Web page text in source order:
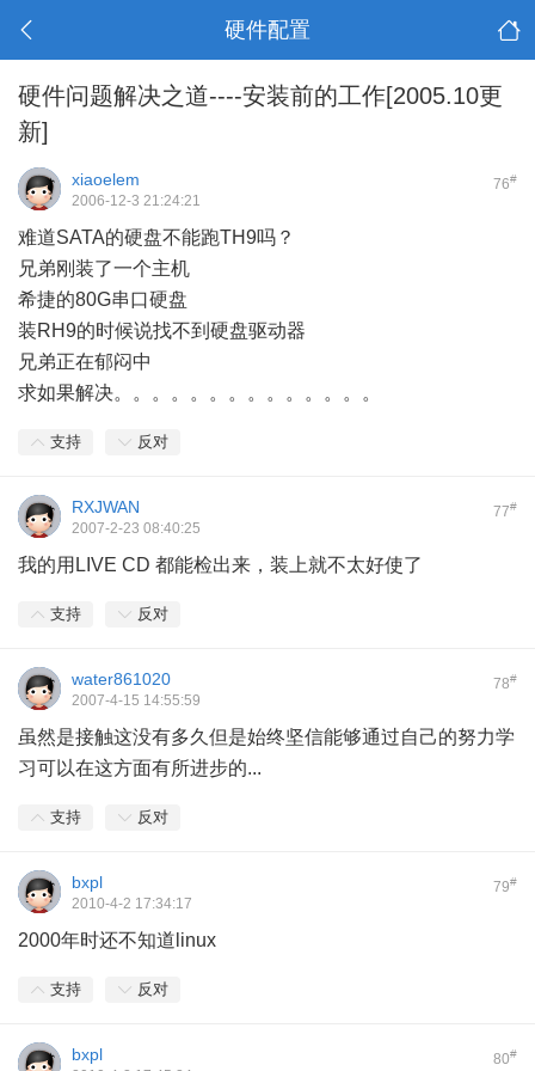
硬件配置
硬件问题解决之道----安装前的工作[2005.10更
新]
76#
xiaoelem
2006-12-3 21:24:21
难道SATA的硬盘不能跑TH9吗？
兄弟刚装了一个主机
希捷的80G串口硬盘
装RH9的时候说找不到硬盘驱动器
兄弟正在郁闷中
求如果解决。。。。。。。。。。。。。。
支持 反对
77#
RXJWAN
2007-2-23 08:40:25
我的用LIVE CD 都能检出来，装上就不太好使了
支持 反对
78#
water861020
2007-4-15 14:55:59
虽然是接触这没有多久但是始终坚信能够通过自己的努力学
习可以在这方面有所进步的...
支持 反对
79#
bxpl
2010-4-2 17:34:17
2000年时还不知道linux
支持 反对
80#
bxpl